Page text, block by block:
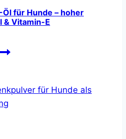
für Hunde – hoher
& Vitamin-E